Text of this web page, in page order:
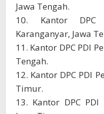
Jawa Tengah.
10. Kantor DPC
Karanganyar, Jawa
11. Kantor DPC PDI
Tengah.
12. Kantor DPC PDI
Timur.
13. Kantor DPC